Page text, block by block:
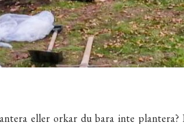
eller orkar du bara inte